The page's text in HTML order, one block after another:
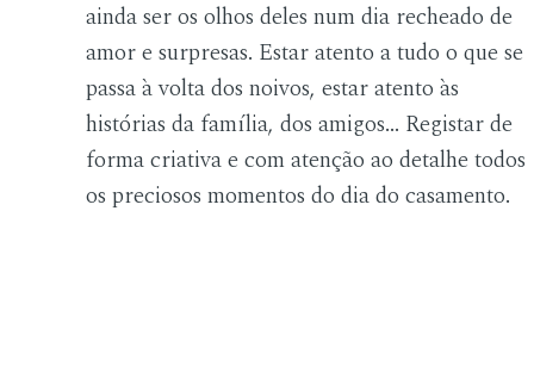
ainda ser os olhos deles num dia recheado de
amor e surpresas. Estar atento a tudo o que se
passa à volta dos noivos, estar atento às
histórias da família, dos amigos... Registar de
forma criativa e com atenção ao detalhe todos
os preciosos momentos do dia do casamento.